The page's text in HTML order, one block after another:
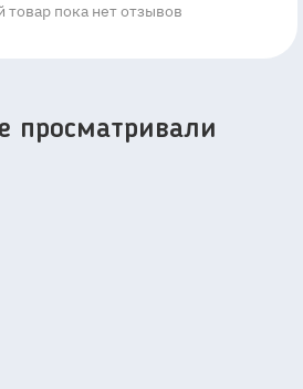
товар пока нет отзывов
просматривали